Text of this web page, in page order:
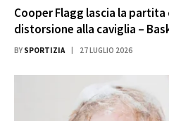
Cooper Flagg lascia la partita
distorsione alla caviglia –
BY SPORTIZIA 27 LUGLIO 2026